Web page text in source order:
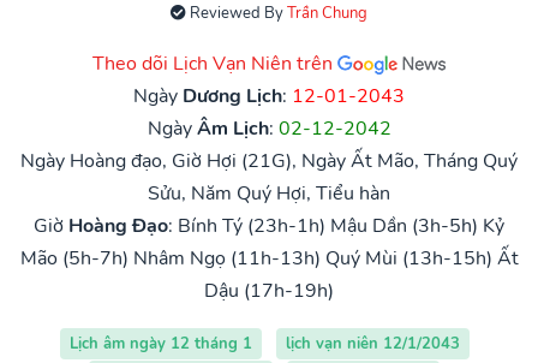
Reviewed ByTrần Chung
Theo dõi Lịch Vạn Niên trên
Ngày Dương Lịch: 12-01-2043
NgàyÂm Lịch: 02-12-2042
Ngày Hoàng đạo, Giờ Hợi (21G), Ngày Ất Mão, Tháng Quý
Sửu, Năm Quý Hợi, Tiểu hàn
Giờ Hoàng Đạo: Bính Tý (23h-1h) Mậu Dần (3h-5h) Kỷ
Mão (5h-7h) Nhâm Ngọ (11h-13h) Quý Mùi (13h-15h) Ất
Dậu (17h-19h)
Lịch âm ngày 12 tháng 1
lịch vạn niên 12/1/2043